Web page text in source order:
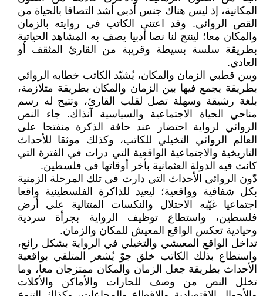
المكانية، إذ ليس هناك جنس أدبي أشد التصاقا بالحياة من
القص الروائي. وقد اعتنى الكاتب في روايته بالزمان
والمكان معا؛ لينتج لنا نصا أدبيا يصف به المشاهد الحياتية
بطريقة سلسة بسيطة وقريبة من القارئ المثقف أو
العادي.
وبين قطبي الزمان والمكان، يُشيّد الكاتب خطابه الروائي
بطريقة يجمع فيها بين الزمان والمكان بطريقة متلازمة،
بلغة رشيقة وسهلة تصل لقلب القارئ، وتتيح له رسم
مناحي الحياة الاجتماعية والسياسية آنذاك. جاء النص
الروائي لرواية احتضار عند حافة الذكرة منفتحا على
العالم الروائي التخيلي للكاتب، وكذلك موثقا للأحداث
التاريخية والاجتماعية الواقعية التي درات في الفترة التي
كانت فيه الدولة العثمانية بأخر أوقاتها في فلسطين.
دّون الروائي الأحداث التي دارت في تلك المرحلة الزمنية
بكل شفافية وواقعية؛ ليعيد للذاكرة الفلسطينية واقعا
اجتماعيا غيّبه الاحتلال والنكسات المتتالية على أرض
فلسطين، واستطاع توظيف الرواية بجرأة سردية
وحيادية تعكس الواقع المعيش للمكان والزمان.
تداخل الواقع المعيشي والتخيلي في الرواية بشكل رائع،
واستطاع بذلك الكاتب خلق جوّ يُشعر المتلقي بواقعية
الأحداث بطريقة جعل الزمان والمكان ممتزجان معا، وما
تخلل النص من وصف للحارات والأماكن والأكلات